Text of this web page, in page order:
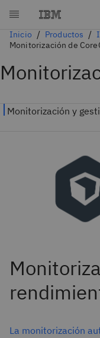
Inicio Productos
Monitorización de
La monitorización